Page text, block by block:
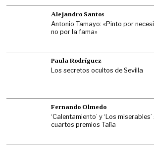
Alejandro Santos
Antonio Tamayo: «Pinto por
no por la fama»
Paula Rodríguez
Los secretos ocultos de Sevilla
Fernando Olmedo
‘Calentamiento’ y ‘Los
cuartos premios Talía